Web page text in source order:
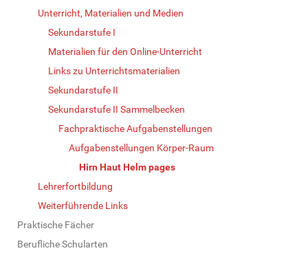
Unterricht, Materialien und Medien
Sekundarstufe I
Materialien für den Online-Unterricht
Links zu Unterrichtsmaterialien
Sekundarstufe II
Sekundarstufe II Sammelbecken
Fachpraktische Aufgabenstellungen
Aufgabenstellungen Körper-Raum
Hirn Haut Helm pages
Lehrerfortbildung
Weiterführende Links
Praktische Fächer
Berufliche Schularten